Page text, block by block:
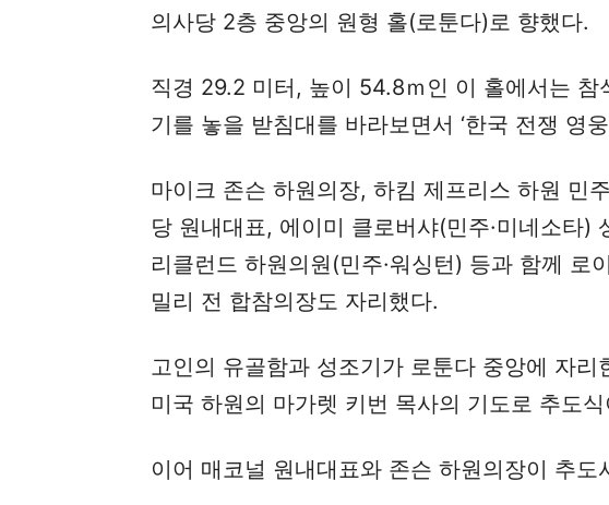
의사당 2층 중앙의 원형 홀(로툰다)로 향했다.
직경 29.2 미터, 높이 54.8ｍ인 이 홀에서는 참
기를 놓을 받침대를 바라보면서 ‘한국 전쟁 영
마이크 존슨 하원의장, 하킴 제프리스 하원 민
당 원내대표, 에이미 클로버샤(민주·미네소타)
리클런드 하원의원(민주·워싱턴) 등과 함께 로
밀리 전 합참의장도 자리했다.
고인의 유골함과 성조기가 로툰다 중앙에 자
미국 하원의 마가렛 키번 목사의 기도로 추도
이어 매코널 원내대표와 존슨 하원의장이 추도